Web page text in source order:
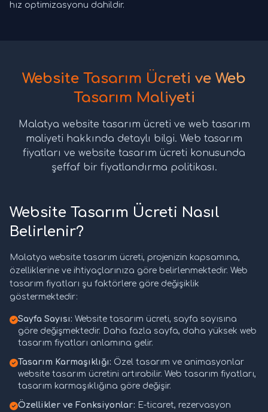
hız optimizasyonu dahildir.
Website Tasarım Ücreti ve Web
Tasarım Maliyeti
Malatya website tasarım ücreti ve web tasarım
maliyeti hakkında detaylı bilgi. Web tasarım
fiyatları ve website tasarım ücreti konusunda
şeffaf bir fiyatlandırma politikası.
Website Tasarım Ücreti Nasıl
Belirlenir?
Malatya website tasarım ücreti, projenizin kapsamına,
özelliklerine ve ihtiyaçlarınıza göre belirlenmektedir. Web
tasarım fiyatları şu faktörlere göre değişiklik
göstermektedir:
Sayfa Sayısı: Website tasarım ücreti, sayfa sayısına
göre değişmektedir. Daha fazla sayfa, daha yüksek web
tasarım fiyatları anlamına gelir.
Tasarım Karmaşıklığı: Özel tasarım ve animasyonlar
website tasarım ücretini artırabilir. Web tasarım fiyatları,
tasarım karmaşıklığına göre değişir.
Özellikler ve Fonksiyonlar: E-ticaret, rezervasyon